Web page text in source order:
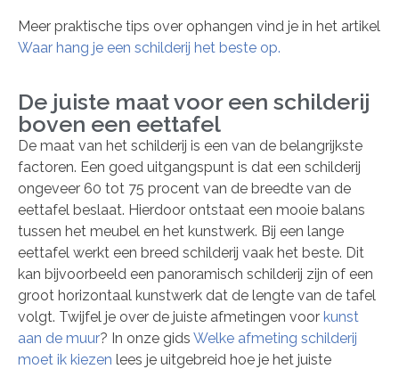
Meer praktische tips over ophangen vind je in het artikel
Waar hang je een schilderij het beste op.
De juiste maat voor een schilderij
boven een eettafel
De maat van het schilderij is een van de belangrijkste
factoren. Een goed uitgangspunt is dat een schilderij
ongeveer 60 tot 75 procent van de breedte van de
eettafel beslaat. Hierdoor ontstaat een mooie balans
tussen het meubel en het kunstwerk. Bij een lange
eettafel werkt een breed schilderij vaak het beste. Dit
kan bijvoorbeeld een panoramisch schilderij zijn of een
groot horizontaal kunstwerk dat de lengte van de tafel
volgt. Twijfel je over de juiste afmetingen voor kunst
aan de muur? In onze gids Welke afmeting schilderij
moet ik kiezen lees je uitgebreid hoe je het juiste